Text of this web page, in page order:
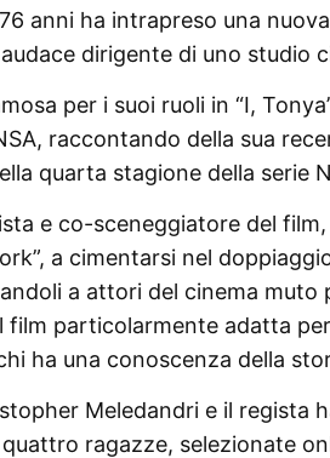
anni ha intrapreso una
dirigente di uno studio
per i suoi ruoli in “I,
raccontando della sua
quarta stagione della serie
e co-sceneggiatore del
a cimentarsi nel
a attori del cinema
film particolarmente adatta
ha una conoscenza della
Meledandri e il regista
ragazze, selezionate